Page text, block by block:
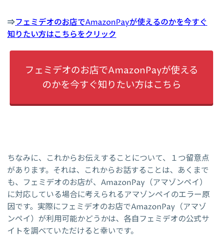
⇒フェミデオのお店でAmazonPayが使えるのかを今すぐ
知りたい方はこちらをクリック
フェミデオのお店でAmazonPayが使える
のかを今すぐ知りたい方はこちら
ちなみに、これからお伝えすることについて、１つ留意点
があります。それは、これからお話することは、あくまで
も、フェミデオのお店が、AmazonPay（アマゾンペイ）
に対応している場合に考えられるアマゾンペイのエラー原
因です。実際にフェミデオのお店でAmazonPay（アマゾ
ンペイ）が利用可能かどうかは、各自フェミデオの公式サ
イトを調べていただけると幸いです。